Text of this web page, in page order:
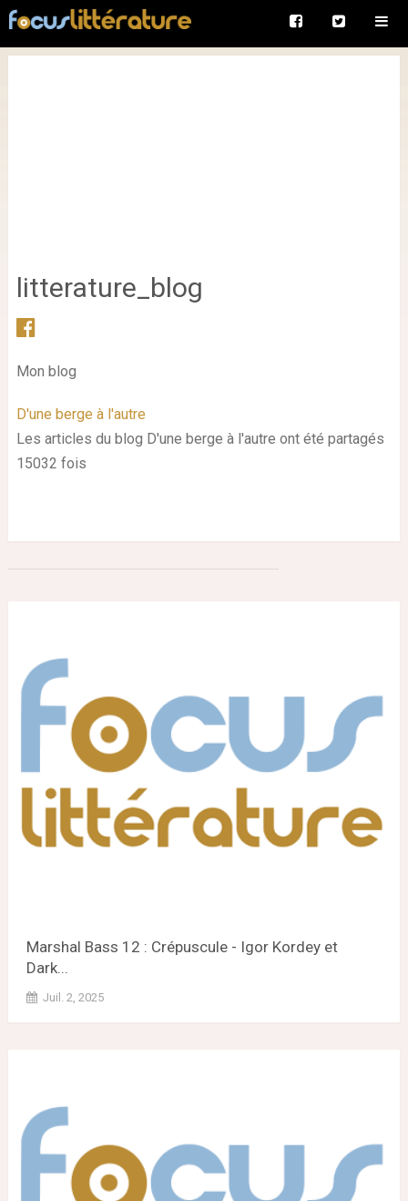
litterature_blog
Mon blog
D'une berge à l'autre
Les articles du blog D'une berge à l'autre ont été partagés
15032 fois
Marshal Bass 12 : Crépuscule - Igor Kordey et
Dark...
Juil. 2, 2025